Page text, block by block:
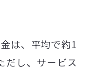
は、平均で約1
だし、サービス